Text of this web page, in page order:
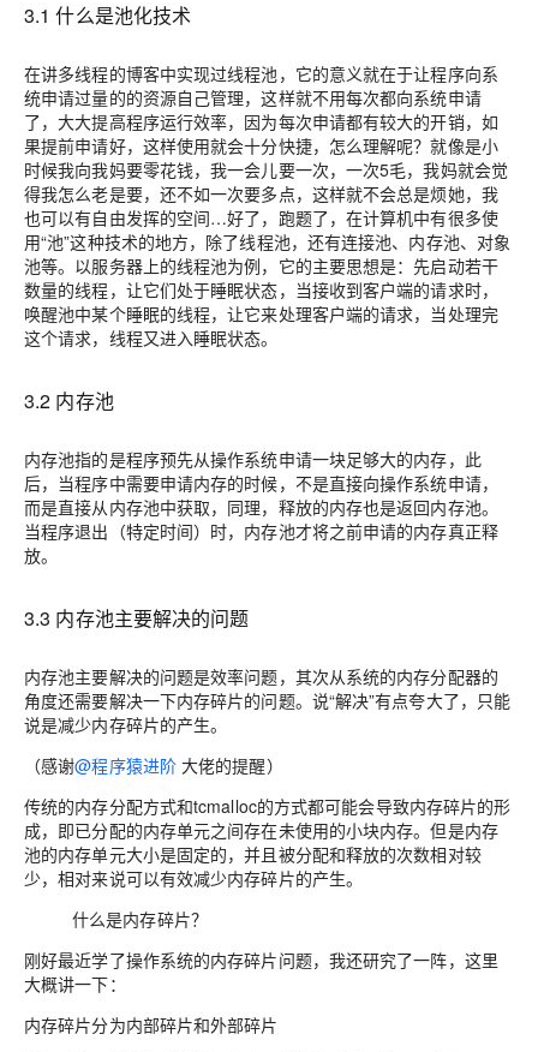
3.1 什么是池化技术
在讲多线程的博客中实现过线程池，它的意义就在于让程序向系
统申请过量的的资源自己管理，这样就不用每次都向系统申请
了，大大提高程序运行效率，因为每次申请都有较大的开销，如
果提前申请好，这样使用就会十分快捷，怎么理解呢？就像是小
时候我向我妈要零花钱，我一会儿要一次，一次5毛，我妈就会觉
得我怎么老是要，还不如一次要多点，这样就不会总是烦她，我
也可以有自由发挥的空间…好了，跑题了，在计算机中有很多使
用“池”这种技术的地方，除了线程池，还有连接池、内存池、对象
池等。以服务器上的线程池为例，它的主要思想是：先启动若干
数量的线程，让它们处于睡眠状态，当接收到客户端的请求时，
唤醒池中某个睡眠的线程，让它来处理客户端的请求，当处理完
这个请求，线程又进入睡眠状态。
3.2 内存池
内存池指的是程序预先从操作系统申请一块足够大的内存，此
后，当程序中需要申请内存的时候，不是直接向操作系统申请，
而是直接从内存池中获取，同理，释放的内存也是返回内存池。
当程序退出（特定时间）时，内存池才将之前申请的内存真正释
放。
3.3 内存池主要解决的问题
内存池主要解决的问题是效率问题，其次从系统的内存分配器的
角度还需要解决一下内存碎片的问题。说“解决”有点夸大了，只能
说是减少内存碎片的产生。
（感谢@程序猿进阶大佬的提醒）
传统的内存分配方式和tcmalloc的方式都可能会导致内存碎片的形
成，即已分配的内存单元之间存在未使用的小块内存。但是内存
池的内存单元大小是固定的，并且被分配和释放的次数相对较
少，相对来说可以有效减少内存碎片的产生。
什么是内存碎片？
刚好最近学了操作系统的内存碎片问题，我还研究了一阵，这里
大概讲一下：
内存碎片分为内部碎片和外部碎片